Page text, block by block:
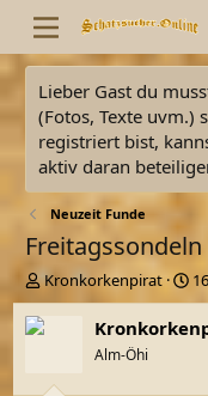
Lieber Gast du
(Fotos, Texte uvm.)
registriert bist,
aktiv daran
Neuzeit Funde
E
r
s
Kronkorkenpirat
E
r
s
Alm-Öhi